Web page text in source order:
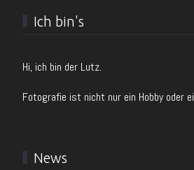
Ich bin's
Hi, ich bin der Lutz.
Fotografie ist nicht nur ein Hobby oder
News